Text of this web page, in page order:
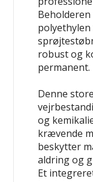
robust og
permanent.
Denne
og
krævende
beskytter
aldring og
Et